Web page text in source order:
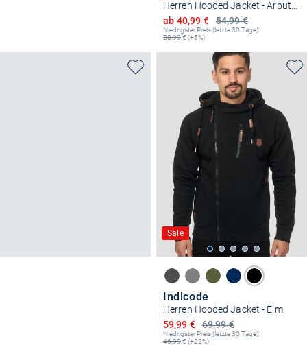
54,99 €
Ermäßigter Preis
ab 40,99 €
Niedrigster Preis (letzte 30 Tage):
38,99€ (+5%)
Sale
Indicode
Herren Hooded Jacket - Elm
69,99 €
Ermäßigter Preis
59,99 €
Niedrigster Preis (letzte 30 Tage):
46,99€ (+22%)